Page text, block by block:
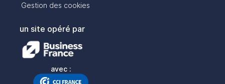
Gestion des cookies
un site opéré par
avec :